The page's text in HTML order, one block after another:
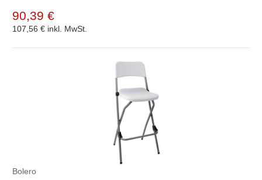
90,39 €
107,56 € inkl. MwSt.
Bolero